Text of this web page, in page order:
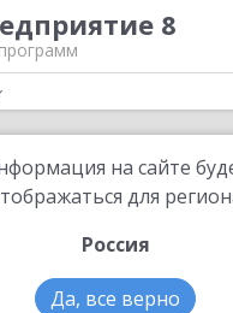
8
на сайте
для
Россия
Да, все верно